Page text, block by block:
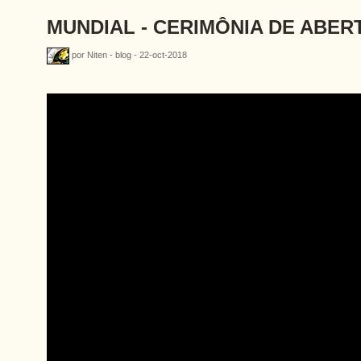
MUNDIAL - CERIMÔNIA DE
por Niten - blog - 22-oct-2018